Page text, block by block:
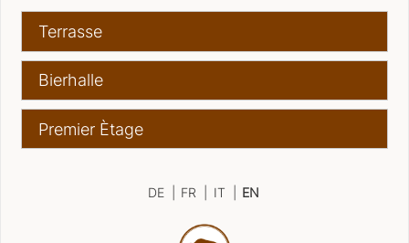
Terrasse
Bierhalle
Premier Ètage
DE FR IT EN